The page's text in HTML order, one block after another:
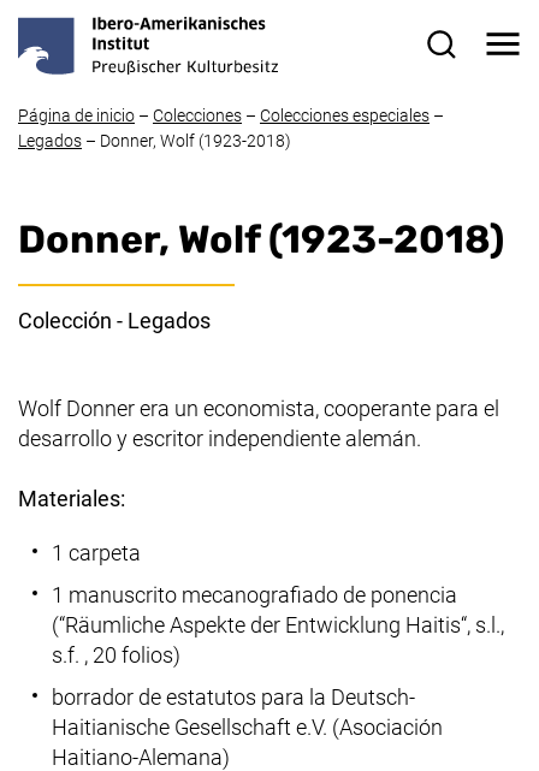
Página de inicio – Colecciones – Colecciones especiales –
Legados – Donner, Wolf (1923-2018)
Donner, Wolf (1923-2018)
Colección - Legados
Wolf Donnerera un economista, cooperante para el
desarrollo y escritor independiente alemán.
Materiales:
1 carpeta
1 manuscrito mecanografiado de ponencia
(“Räumliche Aspekte der Entwicklung Haitis“, s.l.,
s.f. , 20 folios)
borrador de estatutos para la Deutsch-
Haitianische Gesellschaft e.V. (Asociación
Haitiano-Alemana)